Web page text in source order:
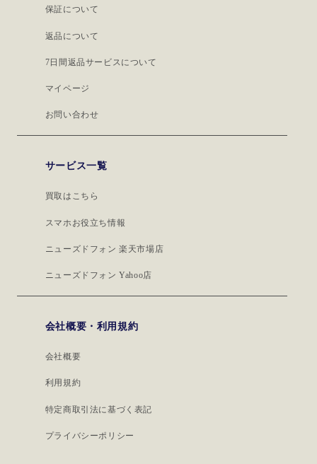
保証について
返品について
7日間返品サービスについて
マイページ
お問い合わせ
サービス一覧
買取はこちら
スマホお役立ち情報
ニューズドフォン 楽天市場店
ニューズドフォン Yahoo店
会社概要・利用規約
会社概要
利用規約
特定商取引法に基づく表記
プライバシーポリシー